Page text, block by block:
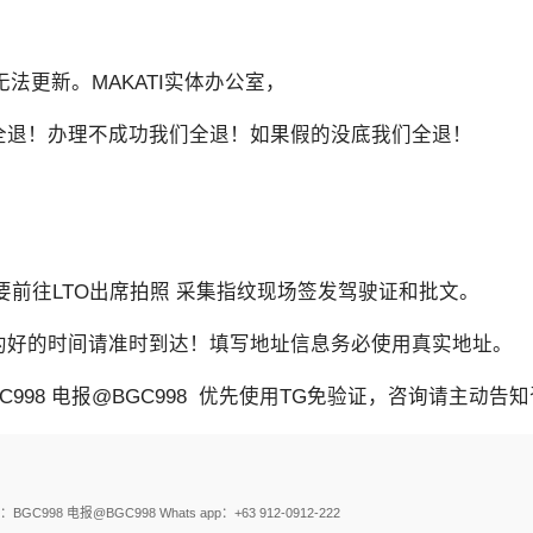
更新。MAKATI实体办公室，
！办理不成功我们全退！如果假的没底我们全退！
往LTO出席拍照 采集指纹现场签发驾驶证和批文。
的时间请准时到达！填写地址信息务必使用真实地址。
电报@BGC998 优先使用TG免验证，咨询请主动告
BGC998 电报@BGC998 Whats app：+63 912-0912-222